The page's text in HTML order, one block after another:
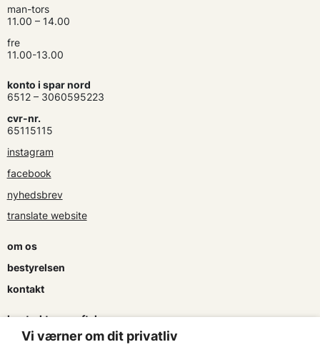
man-tors
11.00 – 14.00
fre
11.00-13.00
konto i spar nord
6512 – 3060595223
cvr-nr.
65115115
instagram
facebook
nyhedsbrev
translate website
om os
bestyrelsen
kontakt
kontrakter og aftaler
søg tilskud
Vi værner om dit privatliv